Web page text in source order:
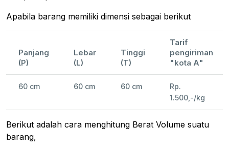
Apabila barang memiliki dimensi sebagai berikut
Panjang
(P)
Lebar
(L)
Tinggi
(T)
Tarif
pengiriman
"kota A"
60 cm 60 cm 60 cm
Rp.
1.500,-/kg
Berikut adalah cara menghitung Berat Volume suatu
barang,